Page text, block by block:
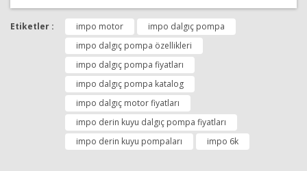
Bu ürüne ilk yorumu siz yapın!
Yorum Yap
Bu ürünün fiyat bilgisi, resim, ürün açıklamalarında ve
diğer konularda yetersiz gördüğünüz noktaları öneri
formunu kullanarak tarafımıza iletebilirsiniz.
Görüş ve önerileriniz için teşekkür ederiz.
Ürün resmi kalitesiz, bozuk veya görüntülenemiyor.
Ürün açıklamasında eksik bilgiler bulunuyor.
Ürün bilgilerinde hatalar bulunuyor.
Ürün fiyatı diğer sitelerden daha pahalı.
Etiketler : impo motor
impo dalgıç pompa
impo dalgıç pompa özellikleri
impo dalgıç pompa fiyatları
impo dalgıç pompa katalog
impo dalgıç motor fiyatları
impo derin kuyu dalgıç pompa fiyatları
impo derin kuyu pompaları
impo 6k